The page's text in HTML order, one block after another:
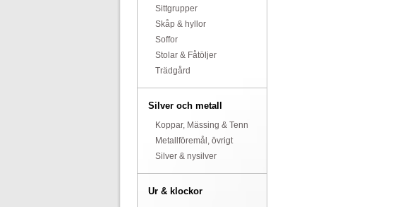
Sittgrupper
Skåp & hyllor
Soffor
Stolar & Fåtöljer
Trädgård
Silver och metall
Koppar, Mässing & Tenn
Metallföremål, övrigt
Silver & nysilver
Ur & klockor